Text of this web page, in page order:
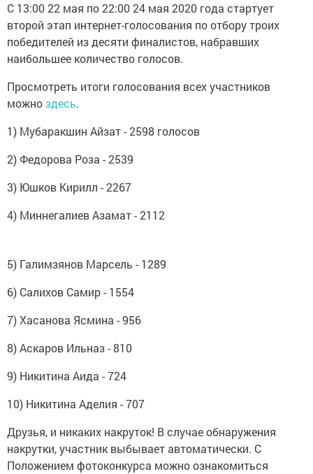
С 13:00 22 мая по 22:00 24 мая 2020 года стартует
второй этап интернет-голосования по отбору троих
победителей из десяти финалистов, набравших
наибольшее количество голосов.
Просмотреть итоги голосования всех участников
можноздесь.
1) Мубаракшин Айзат - 2598 голосов
2) Федорова Роза - 2539
3) Юшков Кирилл - 2267
4) Миннегалиев Азамат - 2112
5) Галимзянов Марсель - 1289
6) Салихов Самир - 1554
7) Хасанова Ясмина - 956
8) Аскаров Ильназ - 810
9) Никитина Аида - 724
10) Никитина Аделия - 707
Друзья, и никаких накруток! В случае обнаружения
накрутки, участник выбывает автоматически. С
Положением фотоконкурса можно ознакомиться